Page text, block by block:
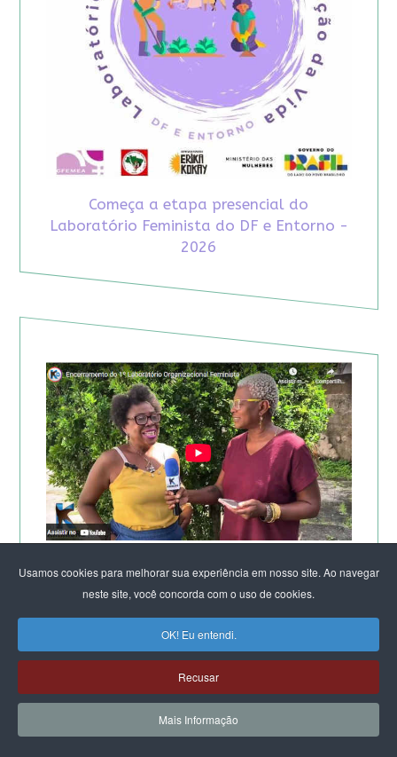
Usamos cookies para melhorar sua experiência em nosso site. Ao navegar
neste site, você concorda com o uso de cookies.
OK! Eu entendi.
Recusar
Mais Informação
Começa a etapa presencial do
Laboratório Feminista do DF e Entorno -
2026